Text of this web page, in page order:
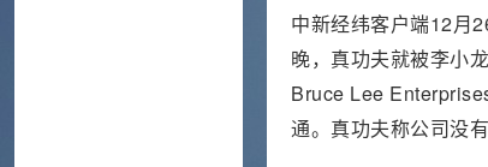
中新经纬客户端12月
晚，真功夫就被李小
Bruce Lee
通。真功夫称公司没